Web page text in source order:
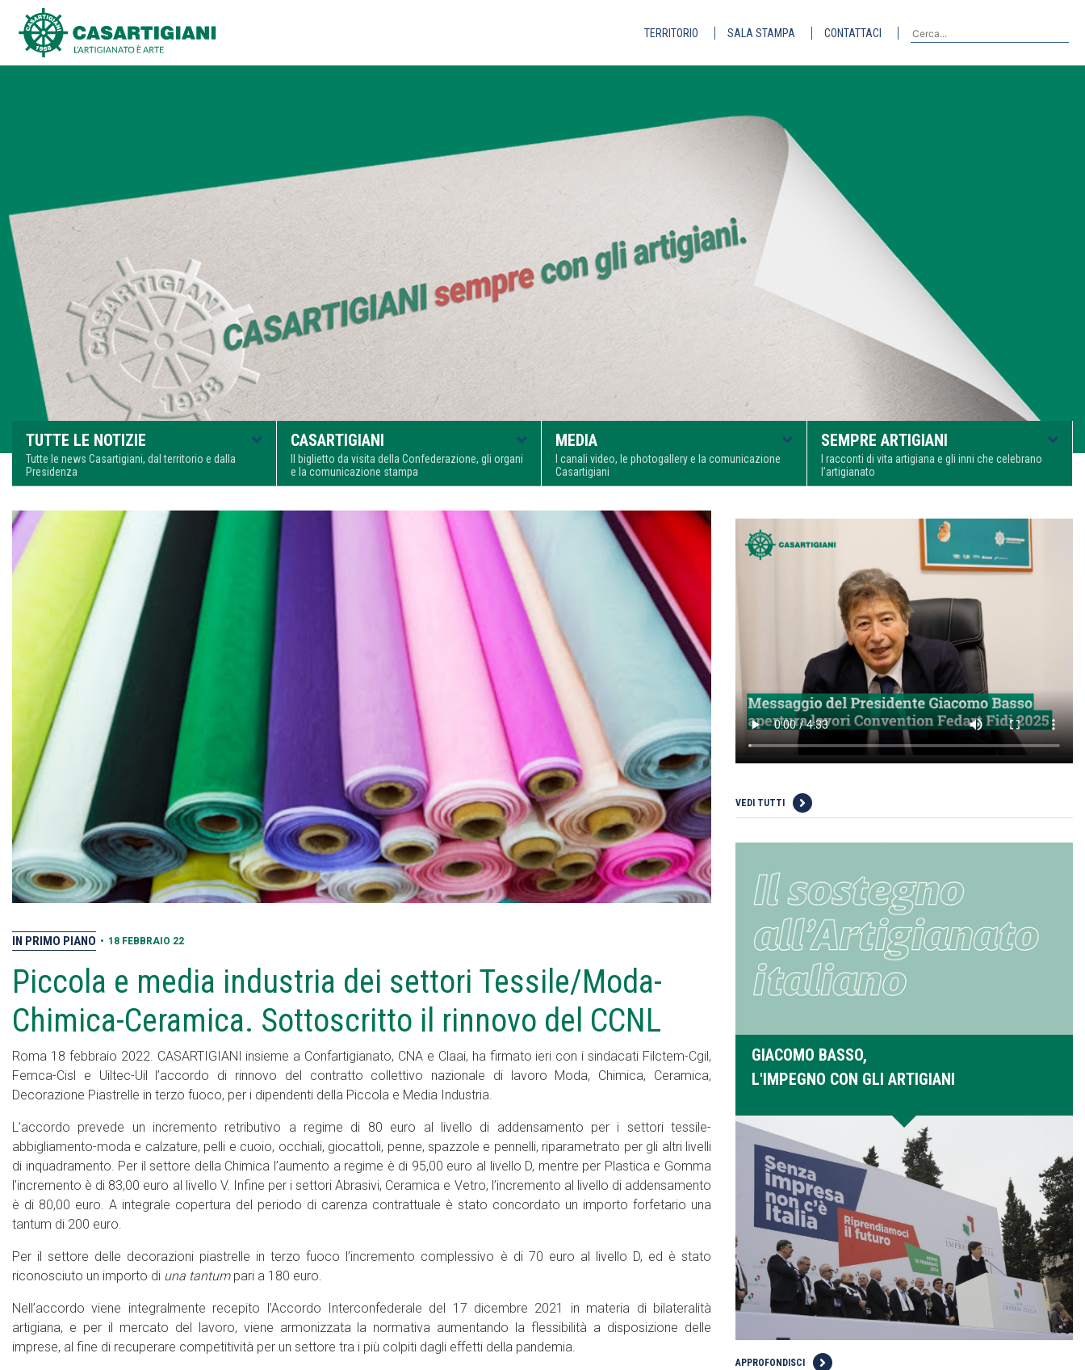
TERRITORIO SALA STAMPA CONTATTACI
TUTTE LE NOTIZIE
Tutte le news Casartigiani, dal territorio e dalla
Presidenza
CASARTIGIANI
Il biglietto da visita della Confederazione, gli organi
e la comunicazione stampa
MEDIA
I canali video, le photogallery e la comunicazione
Casartigiani
SEMPRE ARTIGIANI
I racconti di vita artigiana e gli inni che celebrano
l’artigianato
IN PRIMO PIANO • 18 FEBBRAIO 22
Piccola e media industria dei settori Tessile/Moda-
Chimica-Ceramica. Sottoscritto il rinnovo del CCNL
Roma 18 febbraio 2022. CASARTIGIANI insieme a Confartigianato, CNA e Claai, ha firmato ieri con i sindacati Filctem-Cgil,
Femca-Cisl e Uiltec-Uil l’accordo di rinnovo del contratto collettivo nazionale di lavoro Moda, Chimica, Ceramica,
Decorazione Piastrelle in terzo fuoco, per i dipendenti della Piccola e Media Industria.
L’accordo prevede un incremento retributivo a regime di 80 euro al livello di addensamento per i settori tessile-
abbigliamento-moda e calzature, pelli e cuoio, occhiali, giocattoli, penne, spazzole e pennelli, riparametrato per gli altri livelli
di inquadramento. Per il settore della Chimica l’aumento a regime è di 95,00 euro al livello D, mentre per Plastica e Gomma
l’incremento è di 83,00 euro al livello V. Infine per i settori Abrasivi, Ceramica e Vetro, l’incremento al livello di addensamento
è di 80,00 euro. A integrale copertura del periodo di carenza contrattuale è stato concordato un importo forfetario una
tantum di 200 euro.
Per il settore delle decorazioni piastrelle in terzo fuoco l’incremento complessivo è di 70 euro al livello D, ed è stato
riconosciuto un importo di una tantumpari a 180 euro.
Nell’accordo viene integralmente recepito l’Accordo Interconfederale del 17 dicembre 2021 in materia di bilateralità
artigiana, e per il mercato del lavoro, viene armonizzata la normativa aumentando la flessibilità a disposizione delle
imprese, al fine di recuperare competitività per un settore tra i più colpiti dagli effetti della pandemia.
VEDI TUTTI
GIACOMO BASSO,
L'IMPEGNO CON GLI ARTIGIANI
APPROFONDISCI